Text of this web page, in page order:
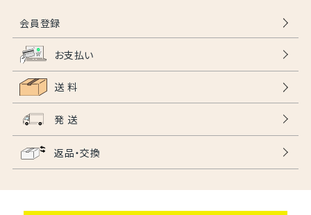
会員登録
お支払い
送 料
発 送
返品・交換